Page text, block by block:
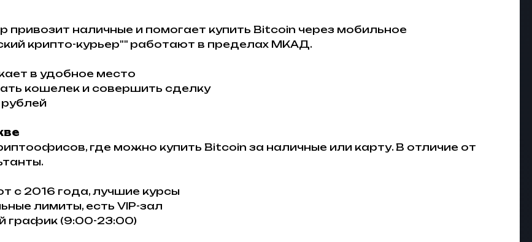
привозит наличные и помогает купить Bitcoin через мобильное
крипто-курьер"" работают в пределах МКАД.
в удобное место
кошелек и совершить сделку
где можно купить Bitcoin за наличные или карту. В отличие от
с 2016 года, лучшие курсы
лимиты, есть VIP-зал
график (9:00-23:00)